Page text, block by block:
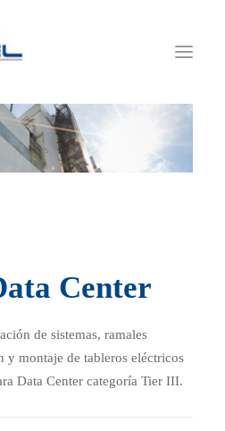
Center
de sistemas, ramales
y montaje de tableros eléctricos
Data Center categoría Tier III.